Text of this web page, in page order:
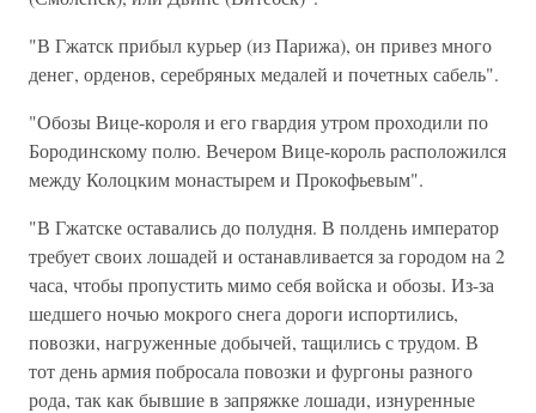
"В Гжатск прибыл курьер (из Парижа), он привез много
денег, орденов, серебряных медалей и почетных сабель".
"Обозы Вице-короля и его гвардия утром проходили по
Бородинскому полю. Вечером Вице-король расположился
между Колоцким монастырем и Прокофьевым".
"В Гжатске оставались до полудня. В полдень император
требует своих лошадей и останавливается за городом на 2
часа, чтобы пропустить мимо себя войска и обозы. Из-за
шедшего ночью мокрого снега дороги испортились,
повозки, нагруженные добычей, тащились с трудом. В
тот день армия побросала повозки и фургоны разного
рода, так как бывшие в запряжке лошади, изнуренные